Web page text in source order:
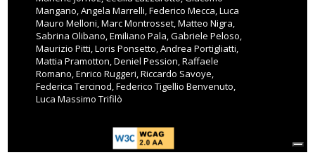
Mangano, Angela Marrelli, Federico Mecca, Luca
Mauro Melloni, Marc Montrosset, Matteo Nigra,
Sabrina Olibano, Emiliano Pala, Gabriele Peloso,
Maurizio Pitti, Loris Ponsetto, Andrea Portigliatti,
Mattia Pramotton, Deniel Pession, Raffaele
Romano, Enrico Ruggeri, Riccardo Savoye,
Federica Tercinod, Federico Tigellio Benvenuto,
Luca Massimo Trifilò